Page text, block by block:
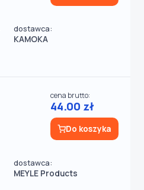
dostawca:
KAMOKA
dostawca:
MEYLE Products
cena brutto:
44.00 zł
Do koszyka